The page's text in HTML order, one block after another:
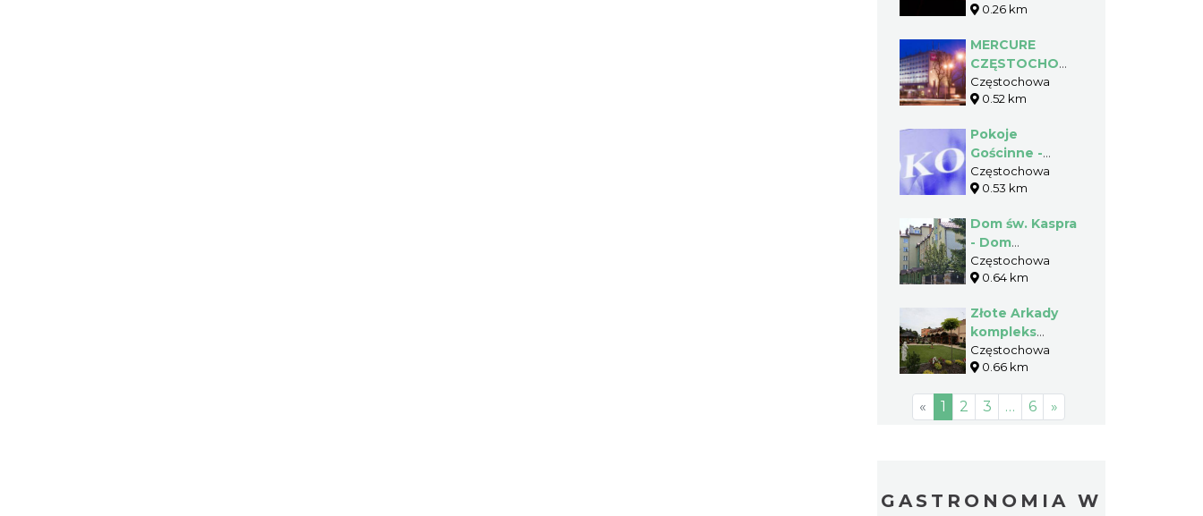
0.26 km
MERCURE
CZĘSTOCHOWA
CENTRUM
Częstochowa
0.52 km
Pokoje
Gościnne -
Akademia
Polonijna
Częstochowa
0.53 km
Dom św. Kaspra
- Dom
Rekolekcyjno-
Formacyjny
Częstochowa
0.64 km
Złote Arkady
kompleks
hotelowo-
gastronomiczny
Częstochowa
0.66 km
« 1 2 3 … 6 »
GASTRONOMIA W